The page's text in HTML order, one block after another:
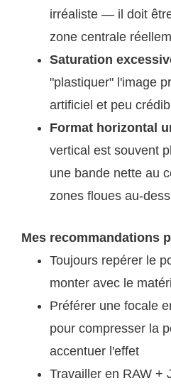
irréaliste — il doit
zone centrale
Saturation
"plastiquer" l'image
artificiel et peu
Format horizontal
vertical est souvent
une bande nette au
zones floues au-
Mes recommandations
Toujours repérer le
monter avec le
Préférer une focale
pour compresser la
accentuer l'effet
Travailler en RAW +